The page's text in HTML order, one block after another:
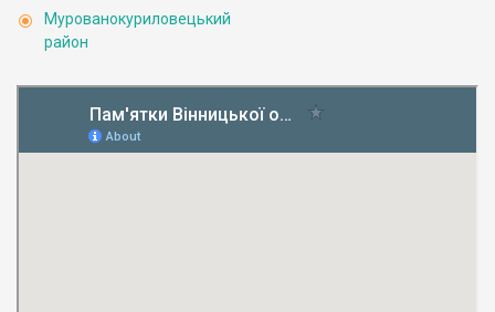
Мурованокуриловецький
район